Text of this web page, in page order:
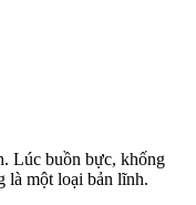
Lúc buồn bực, khống
là một loại bản lĩnh.